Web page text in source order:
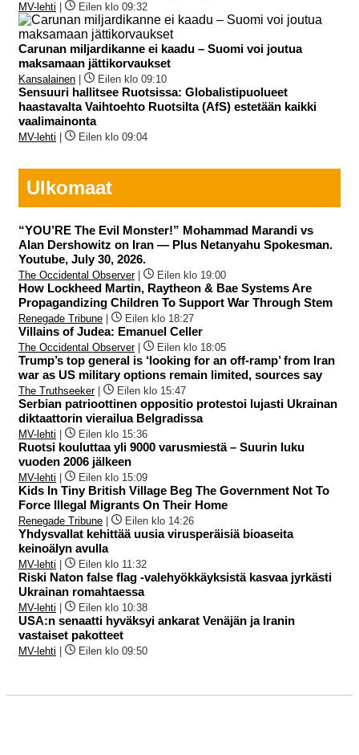
MV-lehti Eilen klo 09:32
Carunan miljardikanne ei kaadu – Suomi voi joutua
maksamaan jättikorvaukset
Kansalainen Eilen klo 09:10
Sensuuri hallitsee Ruotsissa: Globalistipuolueet
haastavalta Vaihtoehto Ruotsilta (AfS) estetään kaikki
vaalimainonta
MV-lehti Eilen klo 09:04
Ulkomaat
“YOU’RE The Evil Monster!” Mohammad Marandi vs
Alan Dershowitz on Iran — Plus Netanyahu Spokesman.
Youtube, July 30, 2026.
The Occidental Observer| Eilen klo 19:00
How Lockheed Martin, Raytheon & Bae Systems Are
Propagandizing Children To Support War Through Stem
Renegade Tribune Eilen klo 18:27
Villains of Judea: Emanuel Celler
The Occidental Observer| Eilen klo 18:05
Trump’s top general is ‘looking for an off-ramp’ from Iran
war as US military options remain limited, sources say
The Truthseeker| Eilen klo 15:47
Serbian patrioottinen oppositio protestoi lujasti Ukrainan
diktaattorin vierailua Belgradissa
MV-lehti Eilen klo 15:36
Ruotsi kouluttaa yli 9000 varusmiestä – Suurin luku
vuoden 2006 jälkeen
MV-lehti Eilen klo 15:09
Kids In Tiny British Village Beg The Government Not To
Force Illegal Migrants On Their Home
Renegade Tribune Eilen klo 14:26
Yhdysvallat kehittää uusia virusperäisiä bioaseita
keinoälyn avulla
MV-lehti Eilen klo 11:32
Riski Naton false flag -valehyökkäyksistä kasvaa jyrkästi
Ukrainan romahtaessa
MV-lehti Eilen klo 10:38
USA:n senaatti hyväksyi ankarat Venäjän ja Iranin
vastaiset pakotteet
MV-lehti Eilen klo 09:50